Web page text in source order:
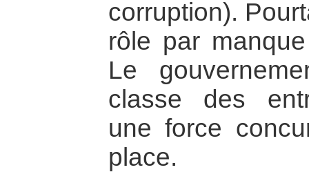
corruption).
rôle par
Le
classe des
une force
place.